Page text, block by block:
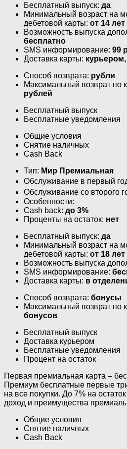
Бесплатный выпуск: да
Минимальный возраст на
дебетовой карты: от 14 лет
Возможность выпуска
бесплатно
SMS информирование: 99
Доставка карты:
Способ возврата: рубли
Максимальный возврат по
рублей
Бесплатный выпуск
Бесплатные уведомления
Общие условия
Снятие наличных
Cash Back
Тип: Мир Премиальная
Обслуживание в первый
Обслуживание со второго
Особенности:
Cash back: до 3%
Проценты на остаток: нет
Бесплатный выпуск: да
Минимальный возраст на
дебетовой карты: от 18 лет
Возможность выпуска
SMS информирование:
Доставка карты: в
Способ возврата: бонусы
Максимальный возврат по
бонусов
Бесплатный выпуск
Доставка курьером
Бесплатные уведомления
Процент на остаток
Первая премиальная карта –
Премиум бесплатные первые
на все покупки. До 7% на
доход и преимущества
Общие условия
Снятие наличных
Cash Back